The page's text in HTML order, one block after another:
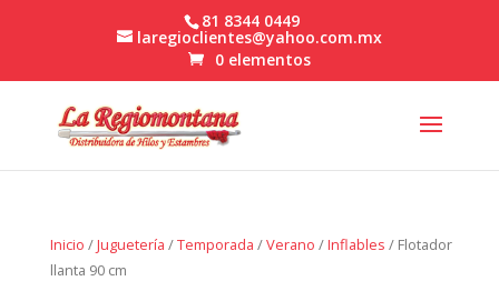
81 8344 0449
laregioclientes@yahoo.com.mx
0 elementos
Inicio /Juguetería /Temporada /Verano /Inflables / Flotador
llanta 90 cm